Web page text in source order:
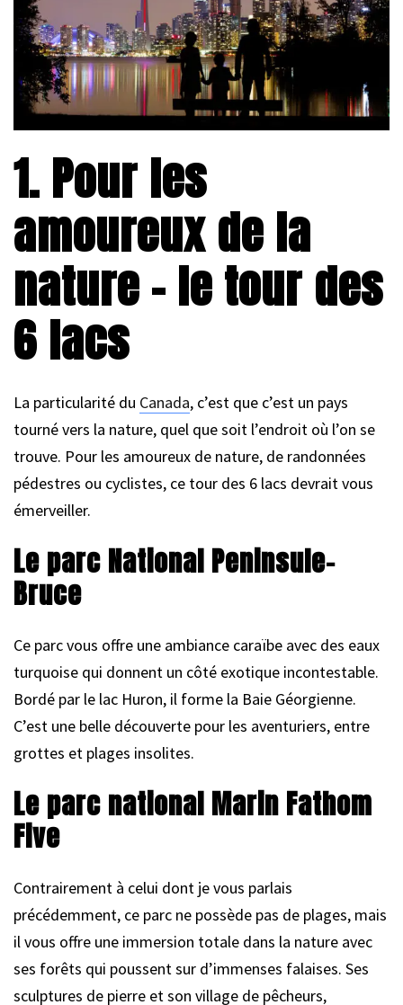
1. Pour les
amoureux de la
nature – le tour des
6 lacs
La particularité du Canada, c’est que c’est un pays
tourné vers la nature, quel que soit l’endroit où l’on se
trouve. Pour les amoureux de nature, de randonnées
pédestres ou cyclistes, ce tour des 6 lacs devrait vous
émerveiller.
Le parc National Peninsule-
Bruce
Ce parc vous offre une ambiance caraïbe avec des eaux
turquoise qui donnent un côté exotique incontestable.
Bordé par le lac Huron, il forme la Baie Géorgienne.
C’est une belle découverte pour les aventuriers, entre
grottes et plages insolites.
Le parc national Marin Fathom
Five
Contrairement à celui dont je vous parlais
précédemment, ce parc ne possède pas de plages, mais
il vous offre une immersion totale dans la nature avec
ses forêts qui poussent sur d’immenses falaises. Ses
sculptures de pierre et son village de pêcheurs,